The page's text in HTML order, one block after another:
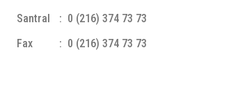
Santral
0 (216) 374 73 73
Fax
0 (216) 374 73 73